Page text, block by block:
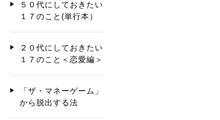
５０代にしておきたい
１７のこと(単行本）
２０代にしておきたい
１７のこと＜恋愛編＞
「ザ・マネーゲーム」
から脱出する法